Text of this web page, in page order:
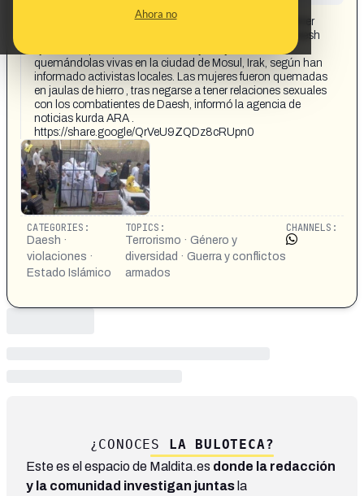
Ahora no
Daesh quema vivas a 19 mujeres que se negaron a tener
relaciones sexuales con sus soldados Militantes de Daesh
quemándolas vivas en la ciudad de Mosul, Irak, según han
informado activistas locales. Las mujeres fueron quemadas
en jaulas de hierro , tras negarse a tener relaciones sexuales
con los combatientes de Daesh, informó la agencia de
noticias kurda ARA .
https://share.google/QrVeU9ZQDz8cRUpn0
CATEGORIES:
Daesh ·
violaciones ·
Estado Islámico
TOPICS:
Terrorismo · Género y
diversidad · Guerra y conflictos
armados
CHANNELS:
¿CONOCES LA BULOTECA?
Este es el espacio de Maldita.es donde la redacción
y la comunidad investigan juntas la